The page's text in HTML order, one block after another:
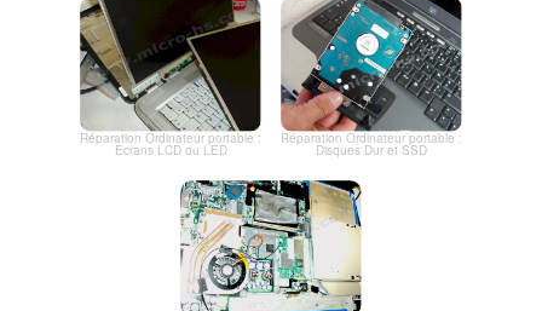
Réparation Ordinateur portable :
Ecrans LCD ou LED
Réparation Ordinateur portable :
Disques Dur et SSD